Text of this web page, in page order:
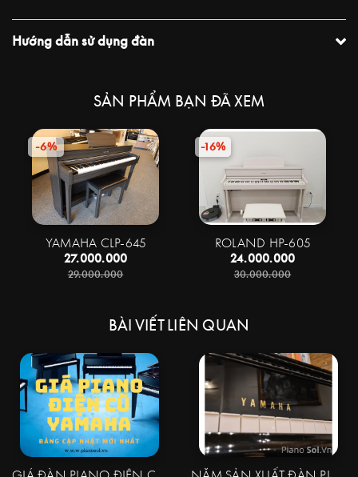
Hướng dẫn sử dụng đàn
SẢN PHẨM BẠN ĐÃ XEM
-6%
YAMAHA CLP-645
27.000.000
29.000.000
-16%
ROLAND HP-605
24.000.000
30.000.000
BÀI VIẾT LIÊN QUAN